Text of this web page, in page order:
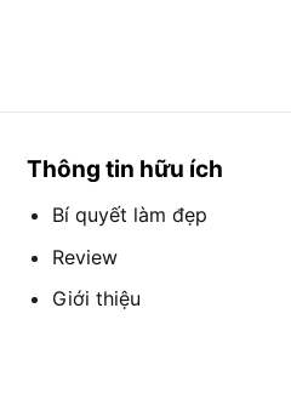
Thông tin hữu ích
Bí quyết làm đẹp
Review
Giới thiệu